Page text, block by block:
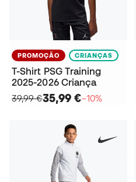
PROMOÇÃO CRIANÇAS
T-Shirt PSG Training
2025-2026 Criança
39,99 €35,99 €−10%